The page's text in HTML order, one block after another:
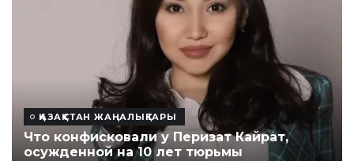
ҚАЗАҚСТАН ЖАҢАЛЫҚТАРЫ
Что конфисковали у Перизат Кайрат,
осужденной на 10 лет тюрьмы